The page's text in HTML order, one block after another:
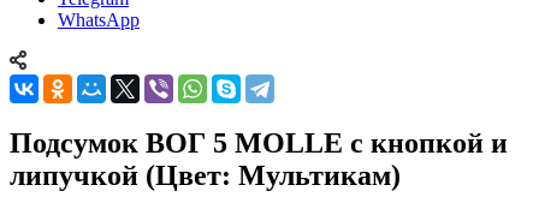
WhatsApp
Подсумок ВОГ 5 MOLLE с кнопкой и
липучкой (Цвет: Mультикам)